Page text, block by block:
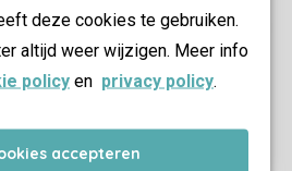
deze cookies te gebruiken.
altijd weer wijzigen. Meer info
policy en privacy policy.
accepteren